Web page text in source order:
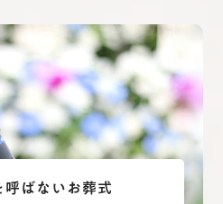
呼ばないお葬式